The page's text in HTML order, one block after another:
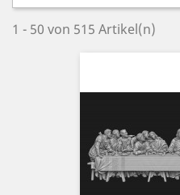
1 - 50 von 515 Artikel(n)